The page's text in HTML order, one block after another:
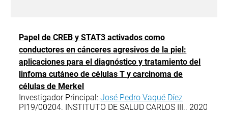
Papel de CREB y STAT3 activados como
conductores en cánceres agresivos de la piel:
aplicaciones para el diagnóstico y tratamiento del
linfoma cutáneo de células T y carcinoma de
células de Merkel
Investigador Principal:José Pedro Vaqué Díez
PI19/00204. INSTITUTO DE SALUD CARLOS III.. 2020